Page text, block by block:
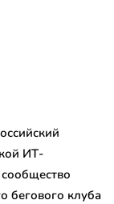
ИТ-
бегового клуба